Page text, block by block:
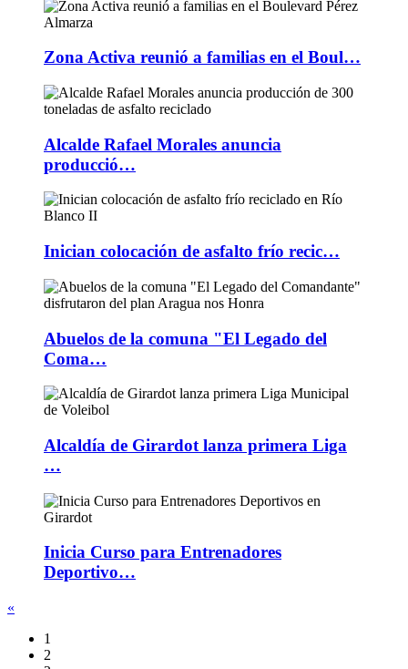
Zona Activa reunió a familias en el Boul…
Alcalde Rafael Morales anuncia
producció…
Inician colocación de asfalto frío recic…
Abuelos de la comuna "El Legado del
Coma…
Alcaldía de Girardot lanza primera Liga
…
Inicia Curso para Entrenadores
Deportivo…
«
1
2